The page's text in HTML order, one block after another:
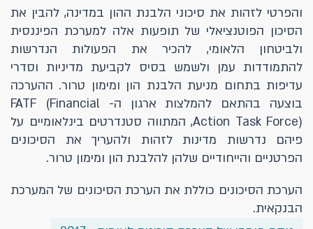
והפרטי לזהות את סיכוני הלבנת ההון במדינה, להבין את
הסיכון הפוטנציאלי של תופעות אלה למערכת הפיננסית
ולביטחון הלאומי, להכיר את הפעולות הנדרשות
להתמודדות עמן ולשמש בסיס לקביעת מדיניות וסדרי
עדיפות בתחום מניעת הלבנת הון ומימון טרור. ההערכה
בוצעה בהתאם להמלצות ארגון ה- FATF (Financial
Action Task Force), המתווה סטנדרטים בינלאומיים על
פיהם נדרשות מדינות לזהות ולהעריך את הסיכונים
הפרטניים והייחודיים שלהן להלבנת הון ומימון טרור.
הערכת הסיכונים כוללת את הערכת הסיכונים של המערכת
הבנקאית.